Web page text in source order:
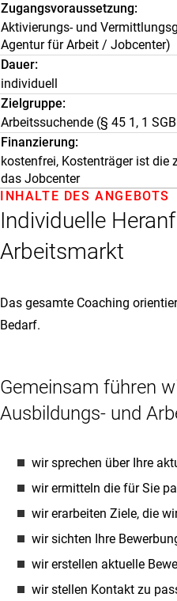
Zugangsvoraussetzung
Aktivierungs- und
Agentur für Arbeit / Jobcenter)
Dauer
individuell
Zielgruppe
Arbeitssuchende (§ 45 1, 1
Finanzierung
kostenfrei, Kostenträger ist die
das Jobcenter
Individuelle
Arbeitsmarkt
INHALTE DES ANGEBOTS
Das gesamte Coaching
Bedarf.
Gemeinsam führen
Ausbildungs- und
wir sprechen über Ihre
wir ermitteln die für Sie
wir erarbeiten Ziele, die
wir sichten Ihre
wir erstellen aktuelle
wir stellen Kontakt zu